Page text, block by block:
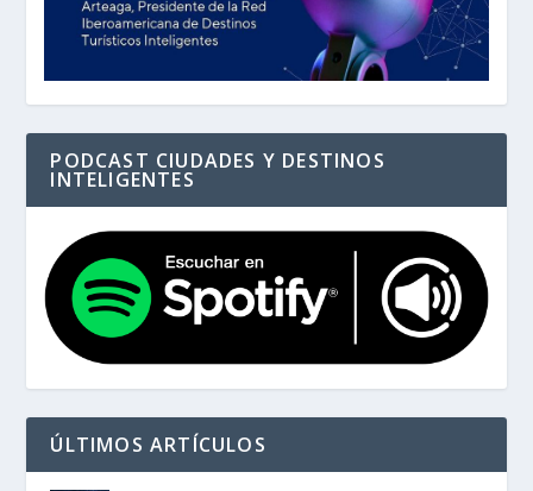
PODCAST CIUDADES Y DESTINOS
INTELIGENTES
ÚLTIMOS ARTÍCULOS